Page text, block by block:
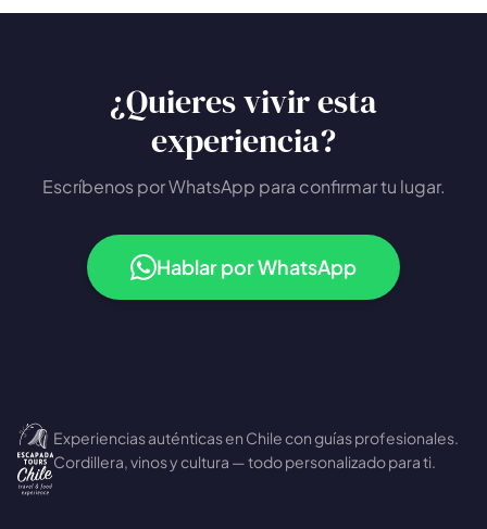
¿Quieres vivir esta
experiencia?
Escríbenos por WhatsApp para confirmar tu lugar.
Hablar por WhatsApp
Experiencias auténticas en Chile con guías profesionales.
Cordillera, vinos y cultura — todo personalizado para ti.